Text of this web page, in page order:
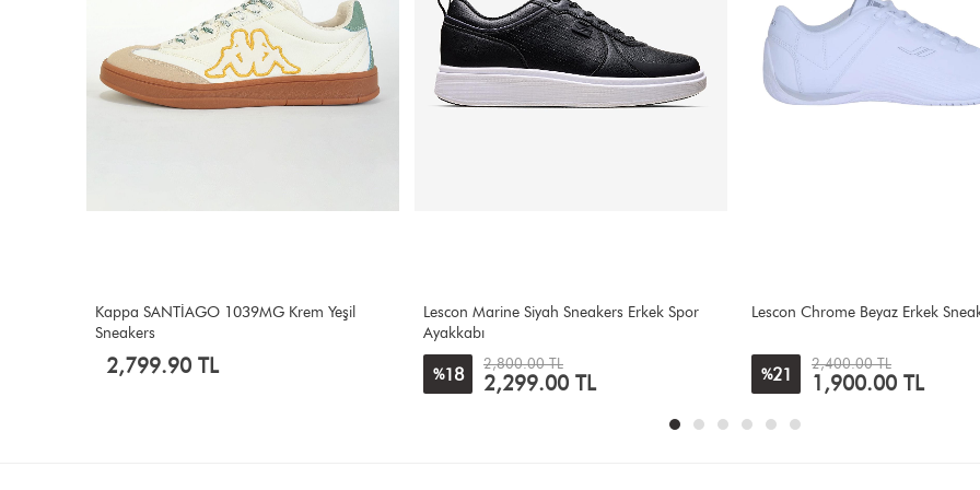
Lescon Marine Siyah Sneakers Erkek Spor
Ayakkabı
%18
2,800.00 TL
Lescon Chrome Beyaz Erkek Sneakers
%21
2,400.00 TL
1,900.00 TL
Lumberjack Finster Siyah Erkek
%12
2,600.00 TL
2,300.00 TL